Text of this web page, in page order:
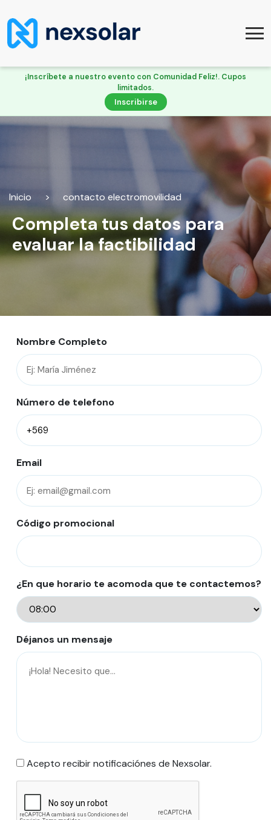
¡Inscríbete a nuestro evento con Comunidad Feliz!. Cupos
limitados.
Inscribirse
Inicio > contacto electromovilidad
Completa tus datos para
evaluar la factibilidad
Nombre Completo
Número de telefono
Email
Código promocional
¿En que horario te acomoda que te contactemos?
Déjanos un mensaje
Acepto recibir notificaciónes de Nexsolar.